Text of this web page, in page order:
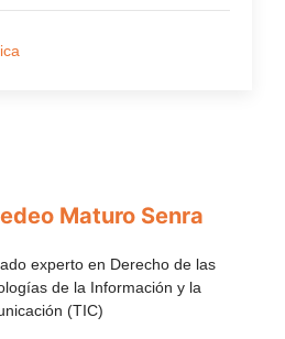
Maturo Senra
experto en Derecho de las
de la Información y la
(TIC)